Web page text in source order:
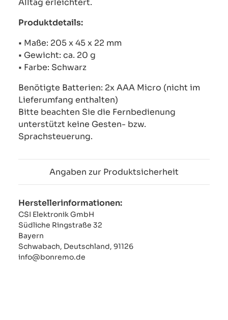
Alltag erleichtert.
Produktdetails:
• Maße: 205 x 45 x 22 mm
• Gewicht: ca. 20 g
• Farbe: Schwarz
Benötigte Batterien: 2x AAA Micro (nicht im
Lieferumfang enthalten)
Bitte beachten Sie die Fernbedienung
unterstützt keine Gesten- bzw.
Sprachsteuerung.
Angaben zur Produktsicherheit
Herstellerinformationen:
CSI Elektronik GmbH
Südliche Ringstraße 32
Bayern
Schwabach, Deutschland, 91126
info@bonremo.de